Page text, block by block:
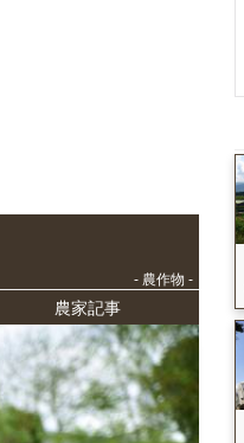
- 農作物 -
農家記事